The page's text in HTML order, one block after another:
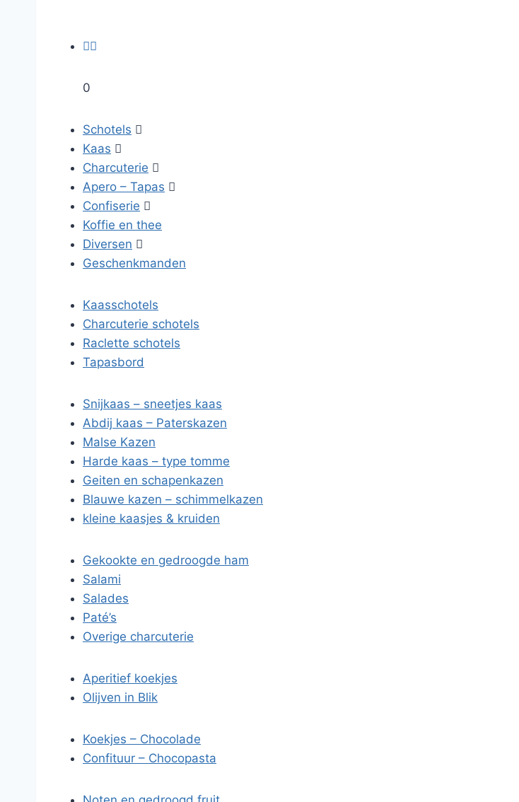

0
Schotels 
Kaas 
Charcuterie 
Apero – Tapas 
Confiserie 
Koffie en thee
Diversen 
Geschenkmanden
Kaasschotels
Charcuterie schotels
Raclette schotels
Tapasbord
Snijkaas – sneetjes kaas
Abdij kaas – Paterskazen
Malse Kazen
Harde kaas – type tomme
Geiten en schapenkazen
Blauwe kazen – schimmelkazen
kleine kaasjes & kruiden
Gekookte en gedroogde ham
Salami
Salades
Paté’s
Overige charcuterie
Aperitief koekjes
Olijven in Blik
Koekjes – Chocolade
Confituur – Chocopasta